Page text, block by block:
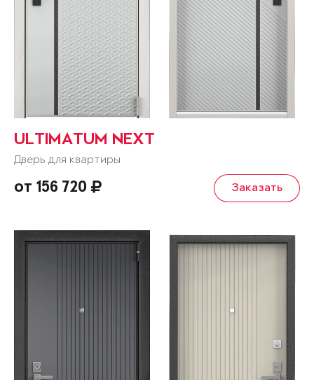
ULTIMATUM NEXT
Дверь для квартиры
от 156 720 Заказать